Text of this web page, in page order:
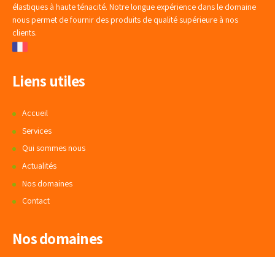
élastiques à haute ténacité. Notre longue expérience dans le domaine
nous permet de fournir des produits de qualité supérieure à nos
clients.
Liens utiles
Accueil
Services
Qui sommes nous
Actualités
Nos domaines
Contact
Nos domaines